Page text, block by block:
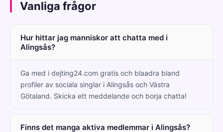
Vanliga frågor
Hur hittar jag manniskor att chatta med i
Alingsås?
Ga med i dejting24.com gratis och blaadra bland
profiler av sociala singlar i Alingsås och Västra
Götaland. Skicka ett meddelande och borja chatta!
Finns det manga aktiva medlemmar i Alingsås?